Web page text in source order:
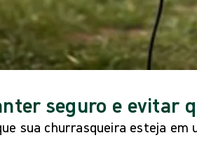
seguro e evitar
sua churrasqueira esteja em